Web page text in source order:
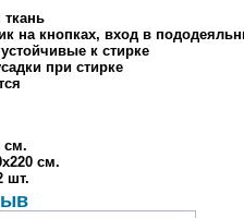
ткань
на кнопках, вход в
к стирке
при стирке
см.
см.
шт.